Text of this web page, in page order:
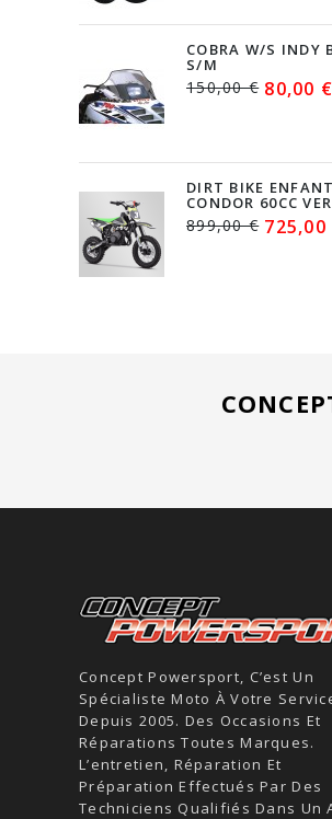
COBRA W/S INDY
S/M
80,00 €
150,00 €
DIRT BIKE
CONDOR 60CC
725,00
899,00 €
Concept Powersport, C’est Un
Spécialiste Moto À Votre
Depuis 2005. Des Occasions Et
Réparations Toutes Marques.
L’entretien, Réparation Et
Préparation Effectués Par Des
Techniciens Qualifiés Dans Un